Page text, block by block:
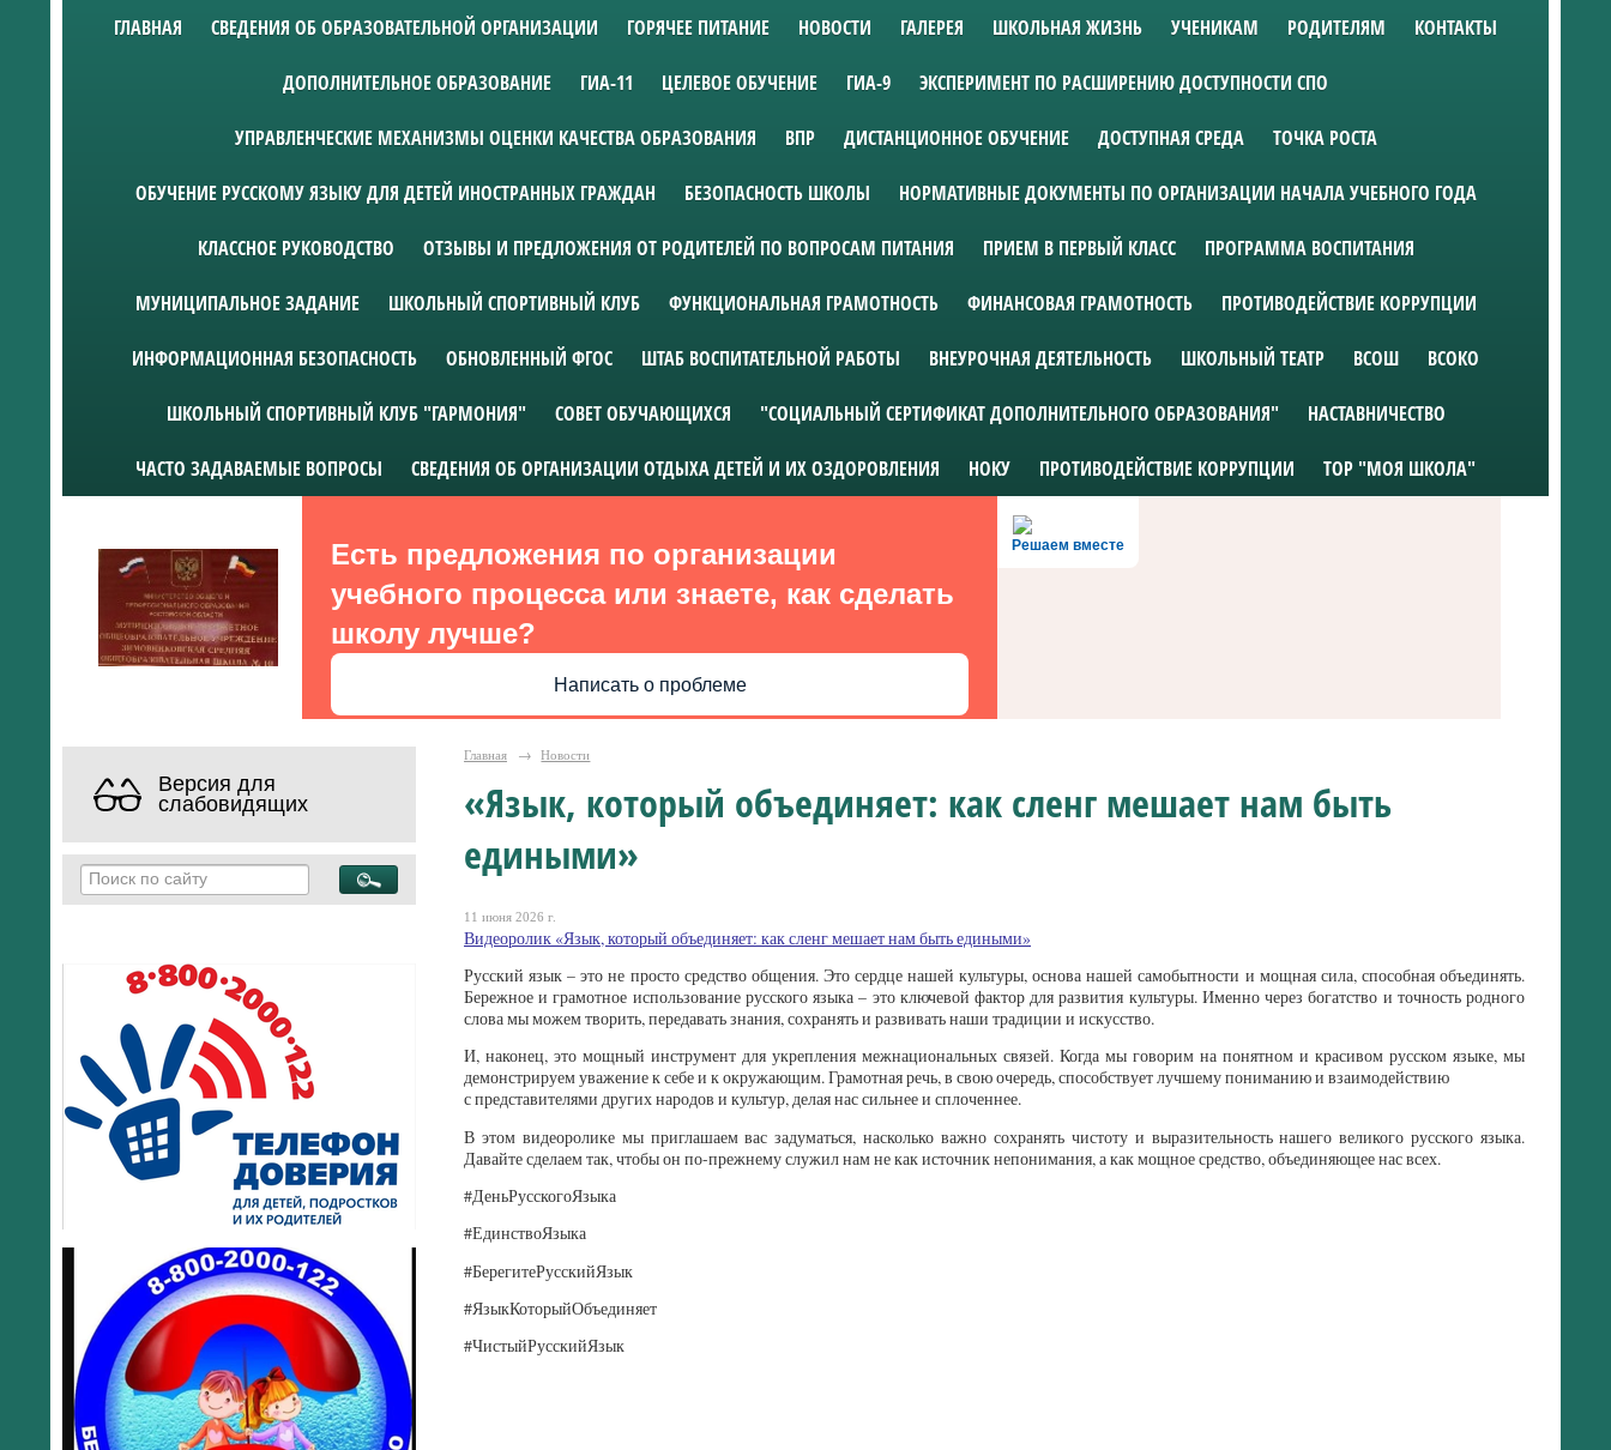
ГЛАВНАЯ СВЕДЕНИЯ ОБ ОБРАЗОВАТЕЛЬНОЙ ОРГАНИЗАЦИИ ГОРЯЧЕЕ ПИТАНИЕ НОВОСТИ ГАЛЕРЕЯ ШКОЛЬНАЯ ЖИЗНЬ УЧЕНИКАМ РОДИТЕЛЯМ КОНТАКТЫ
ДОПОЛНИТЕЛЬНОЕ ОБРАЗОВАНИЕ ГИА-11 ЦЕЛЕВОЕ ОБУЧЕНИЕ ГИА-9 ЭКСПЕРИМЕНТ ПО РАСШИРЕНИЮ ДОСТУПНОСТИ СПО
УПРАВЛЕНЧЕСКИЕ МЕХАНИЗМЫ ОЦЕНКИ КАЧЕСТВА ОБРАЗОВАНИЯ ВПР ДИСТАНЦИОННОЕ ОБУЧЕНИЕ ДОСТУПНАЯ СРЕДА ТОЧКА РОСТА
ОБУЧЕНИЕ РУССКОМУ ЯЗЫКУ ДЛЯ ДЕТЕЙ ИНОСТРАННЫХ ГРАЖДАН БЕЗОПАСНОСТЬ ШКОЛЫ НОРМАТИВНЫЕ ДОКУМЕНТЫ ПО ОРГАНИЗАЦИИ НАЧАЛА УЧЕБНОГО ГОДА
КЛАССНОЕ РУКОВОДСТВО ОТЗЫВЫ И ПРЕДЛОЖЕНИЯ ОТ РОДИТЕЛЕЙ ПО ВОПРОСАМ ПИТАНИЯ ПРИЕМ В ПЕРВЫЙ КЛАСС ПРОГРАММА ВОСПИТАНИЯ
МУНИЦИПАЛЬНОЕ ЗАДАНИЕ ШКОЛЬНЫЙ СПОРТИВНЫЙ КЛУБ ФУНКЦИОНАЛЬНАЯ ГРАМОТНОСТЬ ФИНАНСОВАЯ ГРАМОТНОСТЬ ПРОТИВОДЕЙСТВИЕ КОРРУПЦИИ
ИНФОРМАЦИОННАЯ БЕЗОПАСНОСТЬ ОБНОВЛЕННЫЙ ФГОС ШТАБ ВОСПИТАТЕЛЬНОЙ РАБОТЫ ВНЕУРОЧНАЯ ДЕЯТЕЛЬНОСТЬ ШКОЛЬНЫЙ ТЕАТР ВСОШ ВСОКО
ШКОЛЬНЫЙ СПОРТИВНЫЙ КЛУБ "ГАРМОНИЯ" СОВЕТ ОБУЧАЮЩИХСЯ "СОЦИАЛЬНЫЙ СЕРТИФИКАТ ДОПОЛНИТЕЛЬНОГО ОБРАЗОВАНИЯ" НАСТАВНИЧЕСТВО
ЧАСТО ЗАДАВАЕМЫЕ ВОПРОСЫ СВЕДЕНИЯ ОБ ОРГАНИЗАЦИИ ОТДЫХА ДЕТЕЙ И ИХ ОЗДОРОВЛЕНИЯ НОКУ ПРОТИВОДЕЙСТВИЕ КОРРУПЦИИ ТОР "МОЯ ШКОЛА"
Решаем вместе
Есть предложения по организации
учебного процесса или знаете, как сделать
школу лучше?
Написать о проблеме
Версия для
слабовидящих
Главная → Новости
«Язык, который объединяет: как сленг мешает нам быть
едиными»
11 июня 2026 г.
Видеоролик «Язык, который объединяет: как сленг мешает нам быть едиными»
Русский язык – это не просто средство общения. Это сердце нашей культуры, основа нашей самобытности и мощная сила, способная объединять.
Бережное и грамотное использование русского языка – это ключевой фактор для развития культуры. Именно через богатство и точность родного
слова мы можем творить, передавать знания, сохранять и развивать наши традиции и искусство.
И, наконец, это мощный инструмент для укрепления межнациональных связей. Когда мы говорим на понятном и красивом русском языке, мы
демонстрируем уважение к себе и к окружающим. Грамотная речь, в свою очередь, способствует лучшему пониманию и взаимодействию
с представителями других народов и культур, делая нас сильнее и сплоченнее.
В этом видеоролике мы приглашаем вас задуматься, насколько важно сохранять чистоту и выразительность нашего великого русского языка.
Давайте сделаем так, чтобы он по-прежнему служил нам не как источник непонимания, а как мощное средство, объединяющее нас всех.
#ДеньРусскогоЯзыка
#ЕдинствоЯзыка
#БерегитеРусскийЯзык
#ЯзыкКоторыйОбъединяет
#ЧистыйРусскийЯзык